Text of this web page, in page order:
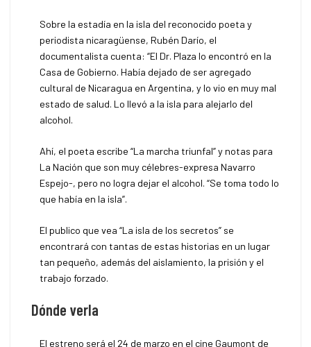
Sobre la estadía en la isla del reconocido poeta y
periodista nicaragüense, Rubén Darío, el
documentalista cuenta: “El Dr. Plaza lo encontró en la
Casa de Gobierno. Había dejado de ser agregado
cultural de Nicaragua en Argentina, y lo vio en muy mal
estado de salud. Lo llevó a la isla para alejarlo del
alcohol.
Ahí, el poeta escribe “La marcha triunfal” y notas para
La Nación que son muy célebres-expresa Navarro
Espejo-, pero no logra dejar el alcohol. “Se toma todo lo
que había en la isla”.
El publico que vea “La isla de los secretos” se
encontrará con tantas de estas historias en un lugar
tan pequeño, además del aislamiento, la prisión y el
trabajo forzado.
Dónde verla
El estreno será el 24 de marzo en el cine Gaumont de